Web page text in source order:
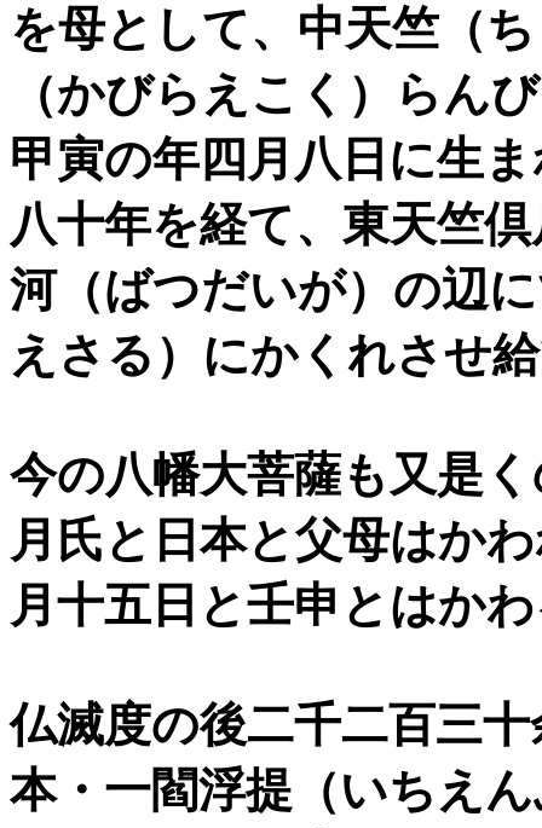
を母として、中天竺（
（かびらえこく）らん
甲寅の年四月八日に生
八十年を経て、東天竺
河（ばつだいが）の辺
えさる）にかくれさせ
今の八幡大菩薩も又是
月氏と日本と父母はか
月十五日と壬申とはか
仏滅度の後二千二百三
本・一閻浮提（いちえ